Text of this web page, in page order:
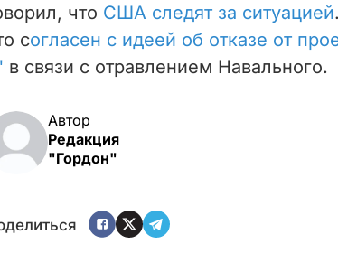
что США следят за ситуацией
согласен с идеей об отказе от
в связи с отравлением Навального.
Автор
Редакция
"Гордон"